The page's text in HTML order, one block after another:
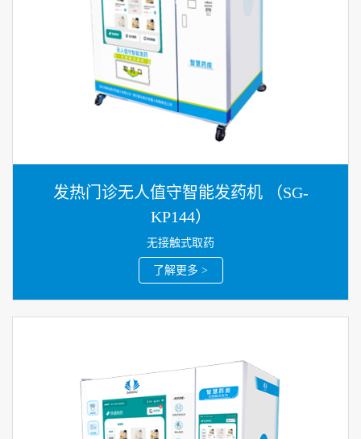
发热门诊无人值守智能发药机 （SG-
KP144）
无接触式取药
了解更多 >